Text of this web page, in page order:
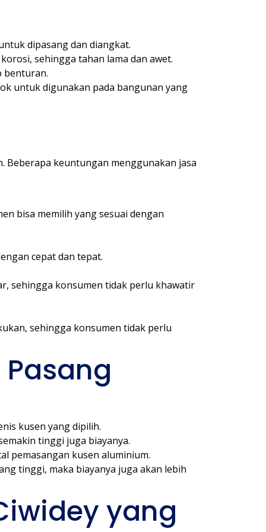
dipasang dan diangkat.
sehingga tahan lama dan awet.
benturan.
untuk digunakan pada bangunan yang
Beberapa keuntungan menggunakan jasa
bisa memilih yang sesuai dengan
cepat dan tepat.
sehingga konsumen tidak perlu khawatir
sehingga konsumen tidak perlu
kusen yang dipilih.
tinggi juga biayanya.
pemasangan kusen aluminium.
tinggi, maka biayanya juga akan lebih
yang